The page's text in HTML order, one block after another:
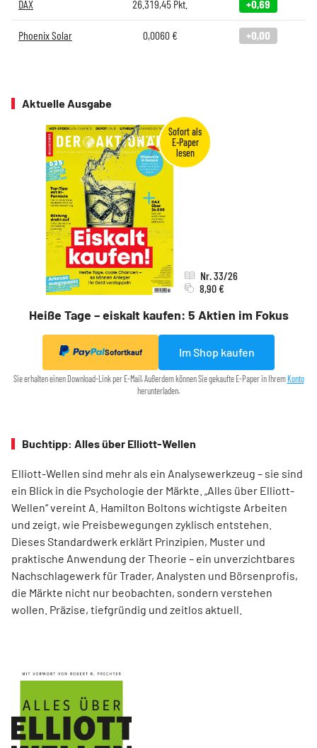
DAX 26.319,45 Pkt. +0,69
Phoenix Solar 0,0060€ +0,00
Aktuelle Ausgabe
Heiße Tage – eiskalt kaufen: 5 Aktien im Fokus
Nr. 33/26
8,90 €
Sofortkauf Im Shop kaufen
Sie erhalten einen Download-Link per E-Mail. Außerdem können Sie gekaufte E-Paper in IhremKonto
herunterladen.
Buchtipp: Alles über Elliott-Wellen
Elliott-Wellen sind mehr als ein Analysewerkzeug – sie sind
ein Blick in die Psychologie der Märkte. „Alles über Elliott-
Wellen“ vereint A. Hamilton Boltons wichtigste Arbeiten
und zeigt, wie Preisbewegungen zyklisch entstehen.
Dieses Standardwerk erklärt Prinzipien, Muster und
praktische Anwendung der Theorie – ein unverzichtbares
Nachschlagewerk für Trader, Analysten und Börsenprofis,
die Märkte nicht nur beobachten, sondern verstehen
wollen. Präzise, tiefgründig und zeitlos aktuell.